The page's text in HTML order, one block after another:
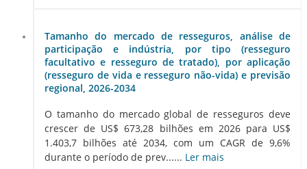
Tamanho do mercado de resseguros, análise de
participação e indústria, por tipo (resseguro
facultativo e resseguro de tratado), por aplicação
(resseguro de vida e resseguro não-vida) e previsão
regional, 2026-2034
O tamanho do mercado global de resseguros deve
crescer de US$ 673,28 bilhões em 2026 para US$
1.403,7 bilhões até 2034, com um CAGR de 9,6%
durante o período de prev...... Ler mais